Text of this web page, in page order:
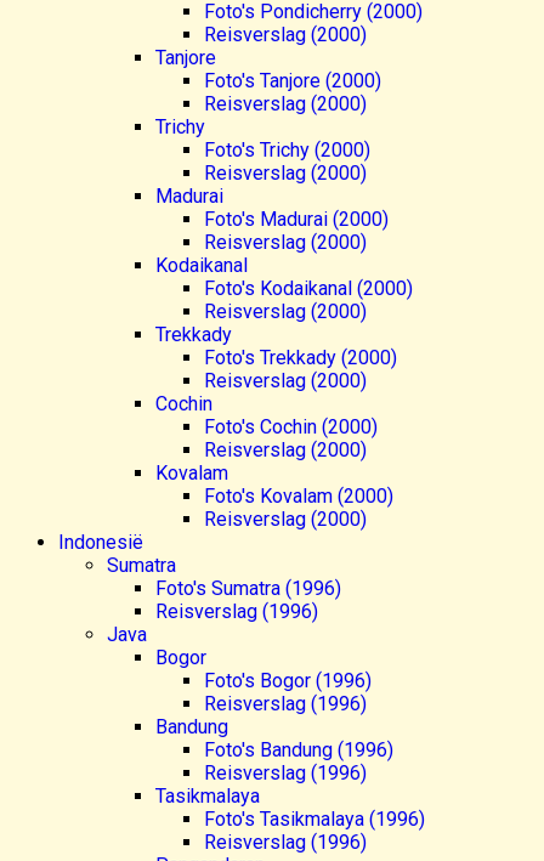
Foto's Pondicherry (2000)
Reisverslag (2000)
Tanjore
Foto's Tanjore (2000)
Reisverslag (2000)
Trichy
Foto's Trichy (2000)
Reisverslag (2000)
Madurai
Foto's Madurai (2000)
Reisverslag (2000)
Kodaikanal
Foto's Kodaikanal (2000)
Reisverslag (2000)
Trekkady
Foto's Trekkady (2000)
Reisverslag (2000)
Cochin
Foto's Cochin (2000)
Reisverslag (2000)
Kovalam
Foto's Kovalam (2000)
Reisverslag (2000)
Indonesië
Sumatra
Foto's Sumatra (1996)
Reisverslag (1996)
Java
Bogor
Foto's Bogor (1996)
Reisverslag (1996)
Bandung
Foto's Bandung (1996)
Reisverslag (1996)
Tasikmalaya
Foto's Tasikmalaya (1996)
Reisverslag (1996)